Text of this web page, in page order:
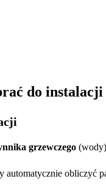
do
grzewczego
automatycznie obliczyć